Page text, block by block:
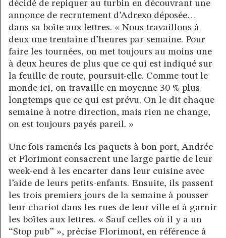
décidé de repiquer au turbin en découvrant une
annonce de recrutement d’Adrexo déposée…
dans sa boîte aux lettres. « Nous travaillons à
deux une trentaine d’heures par semaine. Pour
faire les tournées, on met toujours au moins une
à deux heures de plus que ce qui est indiqué sur
la feuille de route, poursuit-elle. Comme tout le
monde ici, on travaille en moyenne 30 % plus
longtemps que ce qui est prévu. On le dit chaque
semaine à notre direction, mais rien ne change,
on est toujours payés pareil. »
Une fois ramenés les paquets à bon port, Andrée
et Florimont consacrent une large partie de leur
week-end à les encarter dans leur cuisine avec
l’aide de leurs petits-enfants. Ensuite, ils passent
les trois premiers jours de la semaine à pousser
leur chariot dans les rues de leur ville et à garnir
les boîtes aux lettres. « Sauf celles où il y a un
“Stop pub” », précise Florimont, en référence à